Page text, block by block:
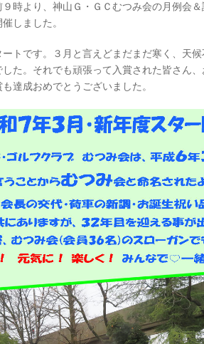
９時より、神山Ｇ・ＧＣむつみ会の月例会
しました。
トです。３月と言えどまだまだ寒く、天
した。それでも頑張って入賞された皆さん
達成おめでとうございました。